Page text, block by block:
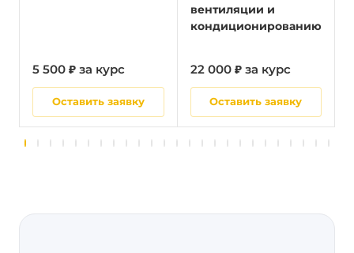
5 500 ₽ за курс
Оставить заявку
вентиляции и
кондиционированию
22 000 ₽ за курс
Оставить заявку